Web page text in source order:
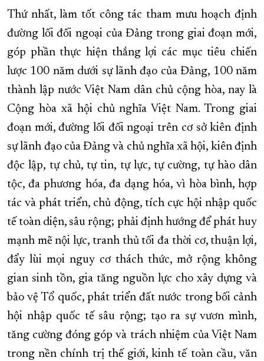
Thứ nhất, làm tốt công tác tham mưu hoạch định
đường lối đối ngoại của Đảng trong giai đoạn mới,
góp phần thực hiện thắng lợi các mục tiêu chiến
lược 100 năm dưới sự lãnh đạo của Đảng, 100 năm
thành lập nước Việt Nam dân chủ cộng hòa, nay là
Cộng hòa xã hội chủ nghĩa Việt Nam. Trong giai
đoạn mới, đường lối đối ngoại trên cơ sở kiên định
sự lãnh đạo của Đảng và chủ nghĩa xã hội, kiên định
độc lập, tự chủ, tự tin, tự lực, tự cường, tự hào dân
tộc, đa phương hóa, đa dạng hóa, vì hòa bình, hợp
tác và phát triển, chủ động, tích cực hội nhập quốc
tế toàn diện, sâu rộng; phải định hướng để phát huy
mạnh mẽ nội lực, tranh thủ tối đa thời cơ, thuận lợi,
đẩy lùi mọi nguy cơ thách thức, mở rộng không
gian sinh tồn, gia tăng nguồn lực cho xây dựng và
bảo vệ Tổ quốc, phát triển đất nước trong bối cảnh
hội nhập quốc tế sâu rộng; tạo ra sự vươn mình,
tăng cường đóng góp và trách nhiệm của Việt Nam
trong nền chính trị thế giới, kinh tế toàn cầu, văn